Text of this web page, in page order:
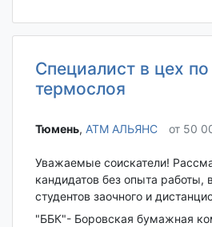
Специалист в цех
термослоя
Тюмень‎, АТМ АЛЬЯНС от 50
Уважаемые соискатели!
кандидатов без опыта работы,
студентов заочного и
"ББК"- Боровская бумажная